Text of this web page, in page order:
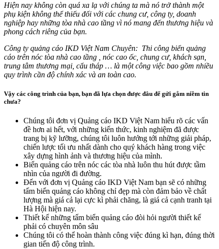
Hiện nay không còn quá xa lạ với chúng ta mà nó trở thành một
phụ kiện không thể thiếu đối với các chung cư, công ty, doanh
nghiệp hay những tòa nhà cao tầng vì nó mang đến thương hiệu và
phong cách riêng của bạn.
Công ty quảng cáo IKD Việt Nam Chuyên: Thi công biển quảng
cáo trên nóc tòa nhà cao tầng , nóc cao ốc, chung cư, khách sạn,
trung tâm thương mại, cẩu tháp … là một công việc bao gồm nhiều
quy trình cần độ chính xác và an toàn cao.
Vậy các công trình của bạn, bạn đã lựa chọn được đâu để gửi gắm niềm tin
chưa?
Chúng tôi đơn vị Quảng cáo IKD Việt Nam hiểu rõ các vấn
đề hơn ai hết, với những kiến thức, kinh nghiệm đã được
trang bị kỹ lưỡng, chúng tôi luôn hướng tới những giải pháp,
chiến lược tối ưu nhất dành cho quý khách hàng trong việc
xây dựng hình ảnh và thương hiệu của mình.
Biển quảng cáo trên nóc các tòa nhà luôn thu hút được tầm
nhìn của người đi đường.
Đến với đơn vị Quảng cáo IKD Việt Nam bạn sẽ có những
tấm biển quảng cáo không chỉ đẹp mà còn đảm bảo về chất
lượng mà giá cả lại cực kì phải chăng, là giá cả cạnh tranh tại
Hà Hội hiện nay.
Thiết kế những tấm biển quảng cáo đòi hỏi người thiết kế
phải có chuyên môn sâu
Chúng tôi có thể hoàn thành công việc đúng kì hạn, đúng thời
gian tiến độ công trình.